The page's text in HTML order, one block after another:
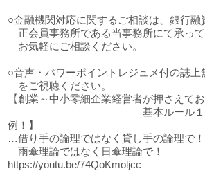
○金融機関対応に関するご相談は、銀行融
正会員事務所である当事務所にて承って
お気軽にご相談ください。
○音声・パワーポイントレジュメ付の誌上
をご視聴ください。
【創業～中小零細企業経営者が押さえて
基本ルール１０！と
例！】
…借り手の論理ではなく貸し手の論理で！
雨傘理論ではなく日傘理論で！
https://youtu.be/74QoKmoljcc